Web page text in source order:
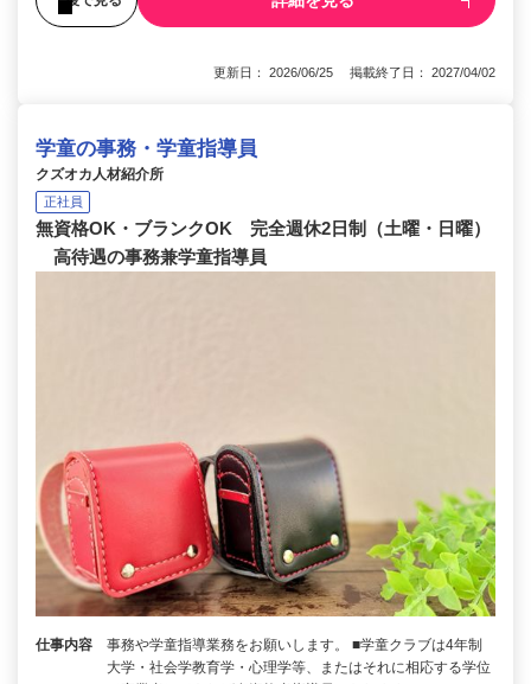
更新日： 2026/06/25 掲載終了日： 2027/04/02
学童の事務・学童指導員
クズオカ人材紹介所
正社員
無資格OK・ブランクOK 完全週休2日制（土曜・日曜）
高待遇の事務兼学童指導員
仕事内容
事務や学童指導業務をお願いします。 ■学童クラブは4年制
大学・社会学教育学・心理学等、またはそれに相応する学位